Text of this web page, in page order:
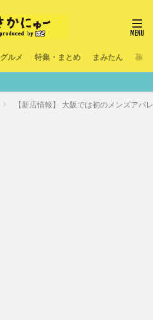
グルメ 特集・まとめ まみたん 暮ら
【新店情報】 大阪では初のメンズアパ